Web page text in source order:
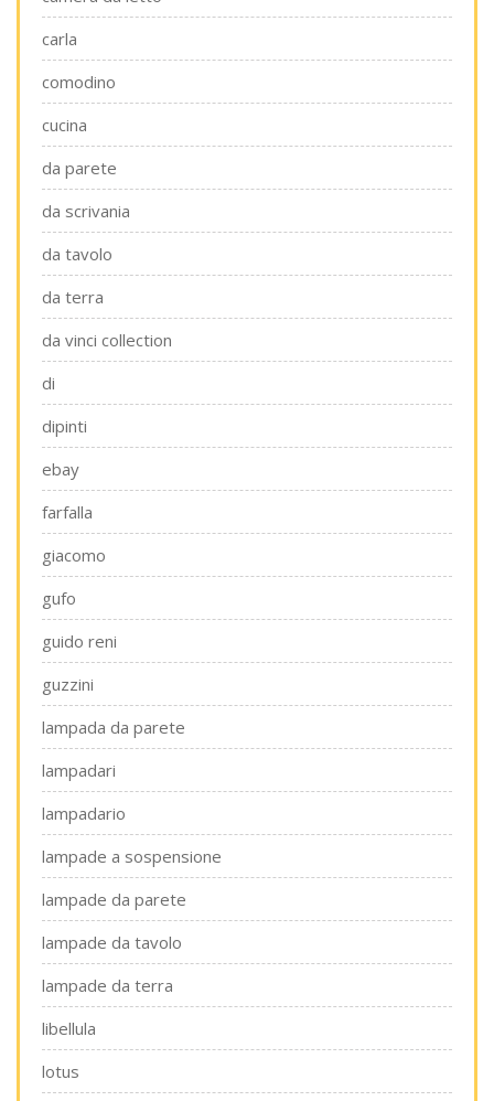
carla
comodino
cucina
da parete
da scrivania
da tavolo
da terra
da vinci collection
di
dipinti
ebay
farfalla
giacomo
gufo
guido reni
guzzini
lampada da parete
lampadari
lampadario
lampade a sospensione
lampade da parete
lampade da tavolo
lampade da terra
libellula
lotus